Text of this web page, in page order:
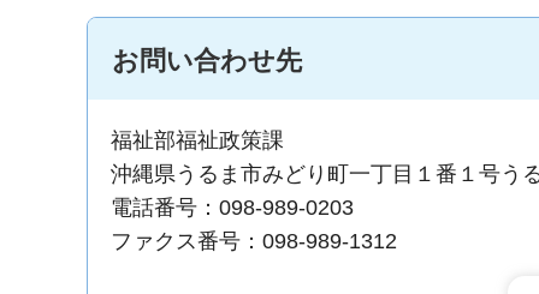
お問い合わせ先
福祉部福祉政策課
沖縄県うるま市みどり町一丁目１番１号
電話番号：098-989-0203
ファクス番号：098-989-1312